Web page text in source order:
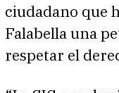
ciudadano que
Falabella una
respetar el